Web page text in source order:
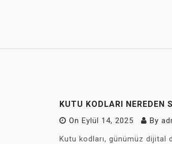
KUTU KODLARI NEREDEN
On Eylül 14, 2025 By
Kutu kodları, günümüz dijital